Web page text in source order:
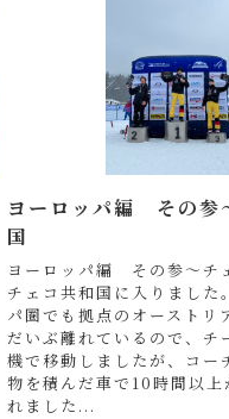
ヨーロッパ編 その参
国
ヨーロッパ編 その参〜チ
チェコ共和国に入りました
パ圏でも拠点のオーストリ
だいぶ離れているので、チ
機で移動しましたが、コー
物を積んだ車で10時間以上
れました...